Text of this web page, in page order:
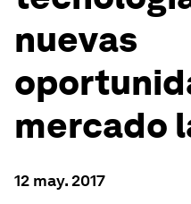
nuevas
mercado
12 may. 2017